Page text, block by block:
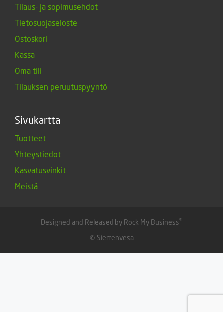
Tilaus- ja sopimusehdot
Tietosuojaseloste
Ostoskori
Kassa
Oma tili
Tilauksen peruutuspyyntö
Sivukartta
Tuotteet
Yhteystiedot
Kasvatusvinkit
Meistä
Designed and Released by Rock My Business®
© Siemenvesa